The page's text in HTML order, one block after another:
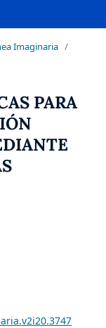
Imaginaria /
PARA